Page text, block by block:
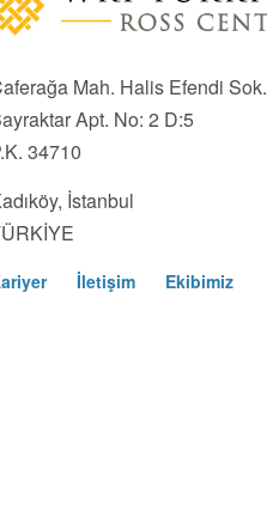
Mah. Halis Efendi Sok.
Apt. No: 2 D:5
34710
İstanbul
İletişim Ekibimiz